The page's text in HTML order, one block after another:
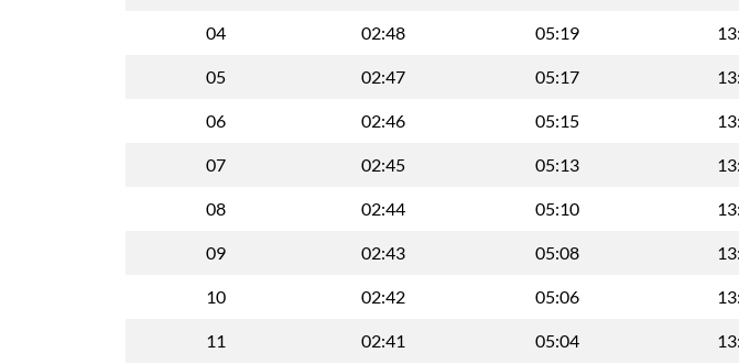
04 02:48 05:19
05 02:47 05:17
06 02:46 05:15
07 02:45 05:13
08 02:44 05:10
09 02:43 05:08
10 02:42 05:06
11 02:41 05:04